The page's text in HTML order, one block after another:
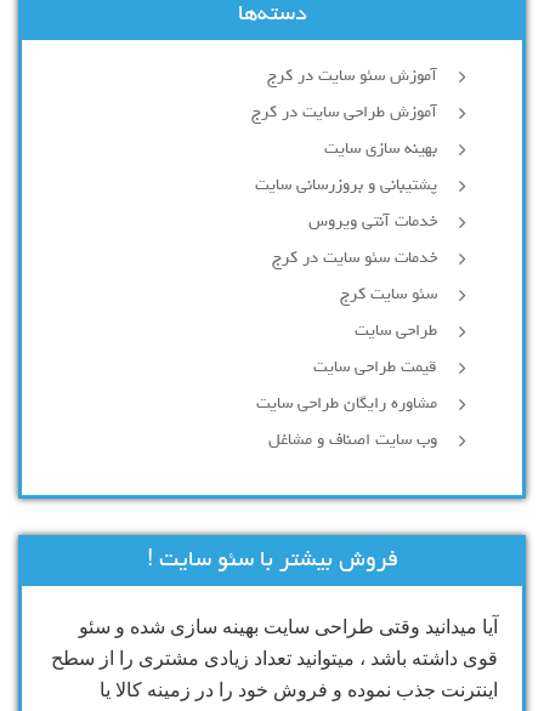
دسته‌ها
آموزش سئو سایت در کرج
آموزش طراحی سایت در کرج
بهینه سازی سایت
پشتیبانی و بروزرسانی سایت
خدمات آنتی ویروس
خدمات سئو سایت در کرج
سئو سایت کرج
طراحی سایت
قیمت طراحی سایت
مشاوره رایگان طراحی سایت
وب سایت اصناف و مشاغل
فروش بیشتر با سئو سایت !
آیا میدانید وقتی طراحی سایت بهینه سازی شده و سئو
قوی داشته باشد ، میتوانید تعداد زیادی مشتری را از سطح
اینترنت جذب نموده و فروش خود را در زمینه کالا یا